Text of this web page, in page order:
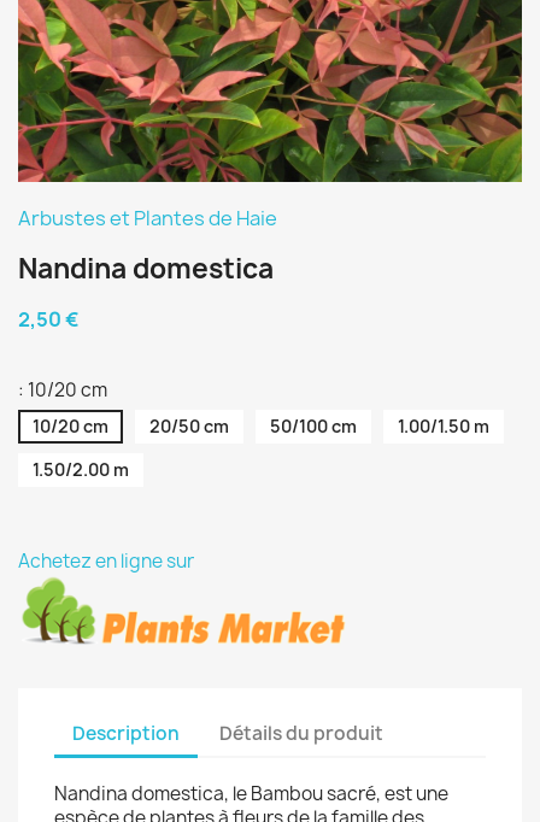
Arbustes et Plantes de Haie
Nandina domestica
2,50 €
: 10/20 cm
10/20 cm 20/50 cm 50/100 cm
1.00/1.50 m
1.50/2.00 m
Achetez en ligne sur
Description Détails du produit
Nandina domestica, le Bambou sacré, est une